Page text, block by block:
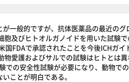
一般的ですが、抗体医薬品の最近の
胞及びヒトオルガノイドを用いた試験
国FDAで承認されたことを今後ICHガ
物愛護およびサルでの試験はヒトとは
での安全性試験が必要になり、動物で
ことが明白である。